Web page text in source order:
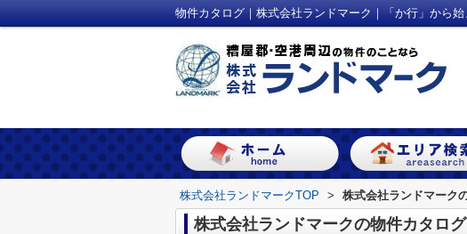
物件カタログ｜株式会社ランドマーク｜「か行」から
株式会社ランドマークTOP > 株式会社ランドマーク
株式会社ランドマークの物件カタロ